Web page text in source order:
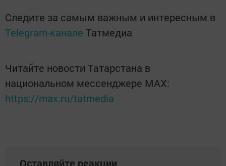
Следите за самым важным и интересным в
Telegram-канале Татмедиа
Читайте новости Татарстана в
национальном мессенджере MАХ:
https://max.ru/tatmedia
Оставляйте реакции